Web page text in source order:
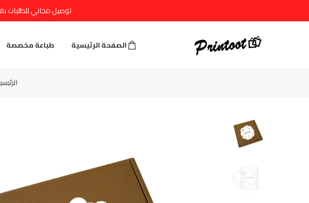
توصيل مجاني للطلبات بقيمة 149
الصفحة الرئيسية طباعة مخصصة